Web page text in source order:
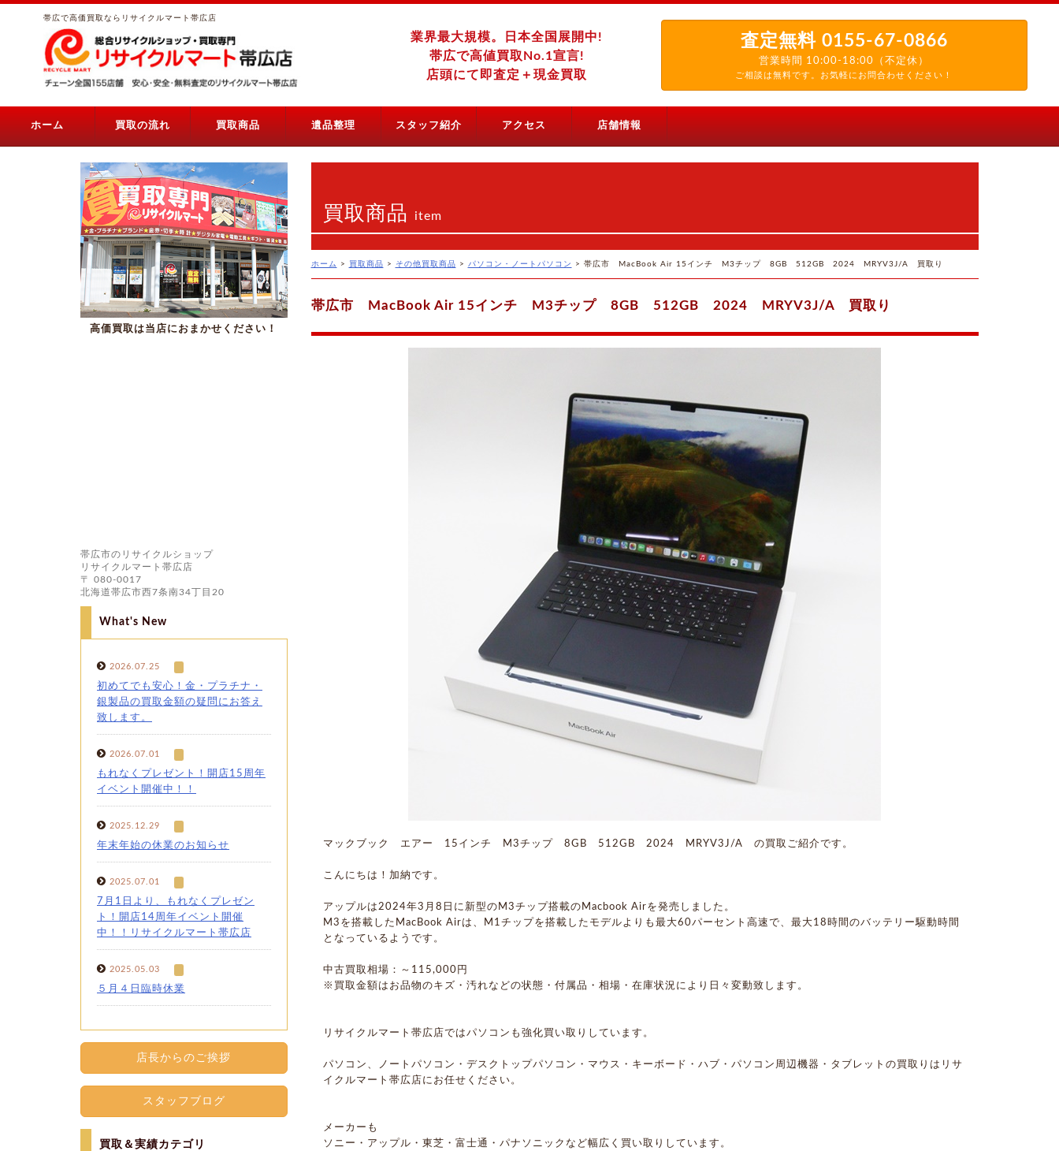
帯広で高価買取ならリサイクルマート帯広店
業界最大規模。日本全国展開中!
帯広で高値買取No.1宣言!
店頭にて即査定＋現金買取
査定無料 0155-67-0866
営業時間 10:00-18:00（不定休）
ご相談は無料です。お気軽にお問合わせください！
ホーム 買取の流れ 買取商品 遺品整理 スタッフ紹介 アクセス 店舗情報
買取商品 item
ホーム > 買取商品 > その他買取商品 > パソコン・ノートパソコン > 帯広市 MacBook Air 15インチ M3チップ 8GB 512GB 2024 MRYV3J/A 買取り
帯広市 MacBook Air 15インチ M3チップ 8GB 512GB 2024 MRYV3J/A 買取り
マックブック エアー 15インチ M3チップ 8GB 512GB 2024 MRYV3J/A の買取ご紹介です。
こんにちは！加納です。
アップルは2024年3月8日に新型のM3チップ搭載のMacbook Airを発売しました。
M3を搭載したMacBook Airは、M1チップを搭載したモデルよりも最大60パーセント高速で、最大18時間のバッテリー駆動時間
となっているようです。
中古買取相場：～115,000円
※買取金額はお品物のキズ・汚れなどの状態・付属品・相場・在庫状況により日々変動致します。
リサイクルマート帯広店ではパソコンも強化買い取りしています。
パソコン、ノートパソコン・デスクトップパソコン・マウス・キーボード・ハブ・パソコン周辺機器・タブレットの買取りはリサ
イクルマート帯広店にお任せください。
メーカーも
ソニー・アップル・東芝・富士通・パナソニックなど幅広く買い取りしています。
高価買取は当店におまかせください！
帯広市のリサイクルショップ
リサイクルマート帯広店
〒 080-0017
北海道帯広市西7条南34丁目20
What's New
2026.07.25
初めてでも安心！金・プラチナ・
銀製品の買取金額の疑問にお答え
致します。
2026.07.01
もれなくプレゼント！開店15周年
イベント開催中！！
2025.12.29
年末年始の休業のお知らせ
2025.07.01
7月1日より、もれなくプレゼン
ト！開店14周年イベント開催
中！！リサイクルマート帯広店
2025.05.03
５月４日臨時休業
店長からのご挨拶
スタッフブログ
買取＆実績カテゴリ